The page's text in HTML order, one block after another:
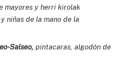
mayores y herri kirolak
niñas de la mano de la
Salseo, pintacaras, algodón de